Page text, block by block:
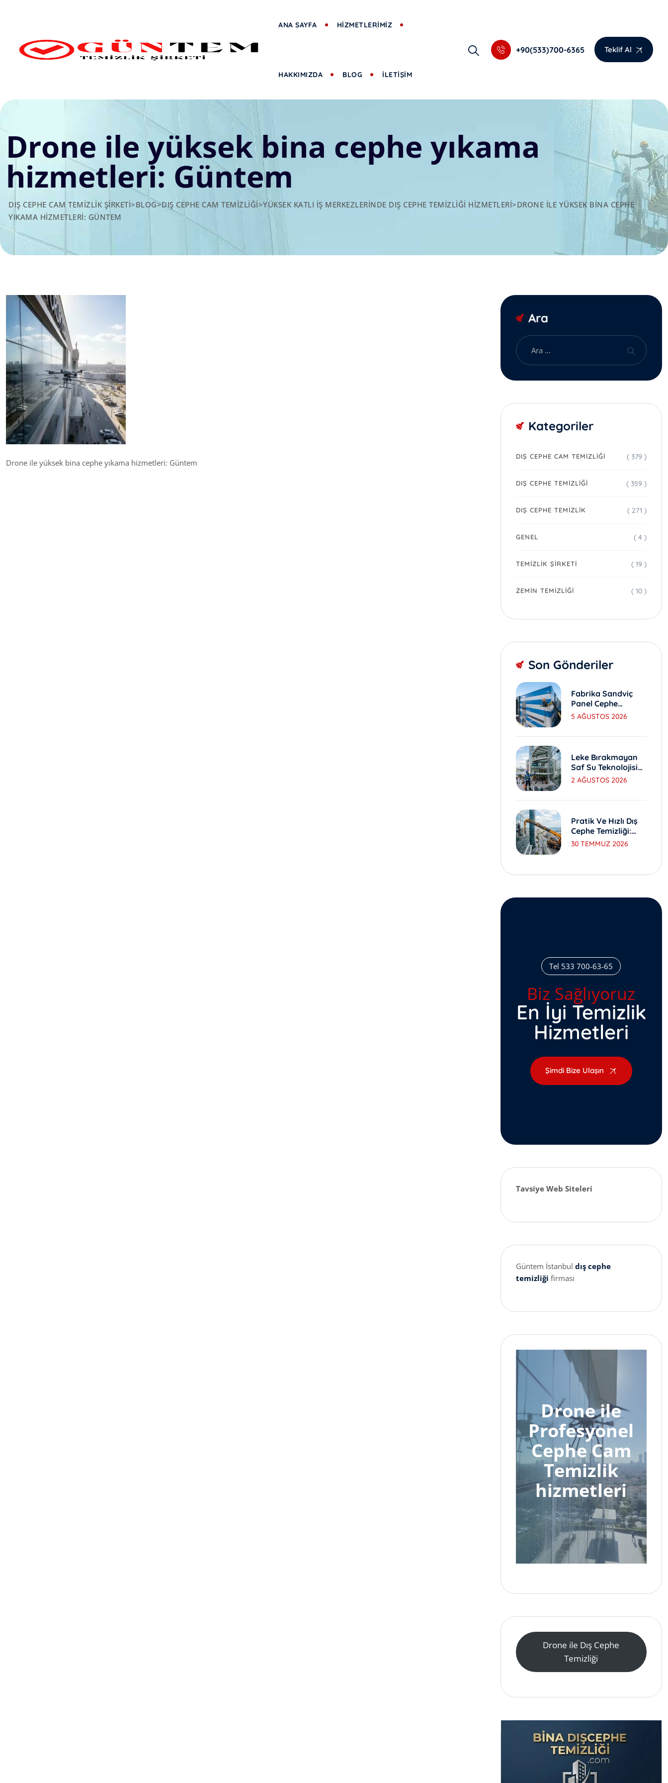
ANA SAYFA HİZMETLERİMİZ
HAKKIMIZDA BLOG İLETİŞİM
+90(533)700-6365 Teklif Al
Drone ile yüksek bina cephe yıkama
hizmetleri: Güntem
DIŞ CEPHE CAM TEMIZLIK ŞIRKETI>BLOG>DIŞ CEPHE CAM TEMIZLIĞI>YÜKSEK KATLI İŞ MERKEZLERINDE DIŞ CEPHE TEMIZLIĞI HIZMETLERI>DRONE ILE YÜKSEK BINA CEPHE
YIKAMA HIZMETLERI: GÜNTEM
Drone ile yüksek bina cephe yıkama hizmetleri: Güntem
Ara
Kategoriler
DIŞ CEPHE CAM TEMIZLIĞI ( 379 )
DIŞ CEPHE TEMIZLIĞI ( 359 )
DIŞ CEPHE TEMIZLIK ( 271 )
GENEL ( 4 )
TEMIZLIK ŞIRKETI ( 19 )
ZEMIN TEMIZLIĞI ( 10 )
Son Gönderiler
Fabrika Sandviç
Panel Cephe
Yıkama Ve Bakım
5 AĞUSTOS 2026
Leke Bırakmayan
Saf Su Teknolojisi
Ile Dış Cephe
2 AĞUSTOS 2026
Pratik Ve Hızlı Dış
Cephe Temizliği:
Sepetli Vinç
30 TEMMUZ 2026
Tel 533 700-63-65
Biz Sağlıyoruz
En İyi Temizlik
Hizmetleri
Şimdi Bize Ulaşın
Tavsiye Web Siteleri
Güntem İstanbul dış cephe
temizliği firması
Drone ile
Profesyonel
Cephe Cam
Temizlik
hizmetleri
Drone ile Dış Cephe
Temizliği